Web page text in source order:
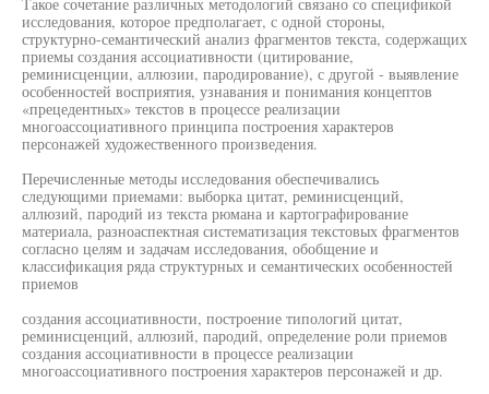
исследования, которое предполагает, с одной стороны,
структурно-семантический анализ фрагментов текста, содержащих
приемы создания ассоциативности (цитирование,
реминисценции, аллюзии, пародирование), с другой - выявление
особенностей восприятия, узнавания и понимания концептов
«прецедентных» текстов в процессе реализации
многоассоциативного принципа построения характеров
персонажей художественного произведения.
Перечисленные методы исследования обеспечивались
следующими приемами: выборка цитат, реминисценций,
аллюзий, пародий из текста рюмана и картографирование
материала, разноаспектная систематизация текстовых фрагментов
согласно целям и задачам исследования, обобщение и
классификация ряда структурных и семантических особенностей
приемов
создания ассоциативности, построение типологий цитат,
реминисценций, аллюзий, пародий, определение роли приемов
создания ассоциативности в процессе реализации
многоассоциативного построения характеров персонажей и др.